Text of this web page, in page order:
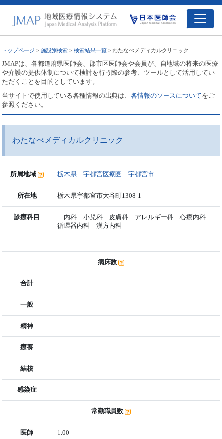
トップページ >施設別検索 >検索結果一覧 > わたなべメディカルクリニック
JMAPは、各都道府県医師会、郡市区医師会や会員が、自地域の将来の医療
や介護の提供体制について検討を行う際の参考、ツールとして活用してい
ただくことを目的としています。
当サイトで使用している各種情報の出典は、各情報のソースについてをご
参照ください。
わたなべメディカルクリニック
所属地域 栃木県 ｜宇都宮医療圏 ｜宇都宮市
所在地 栃木県宇都宮市大谷町1308-1
診療科目
内科 小児科 皮膚科 アレルギー科 心療内科
循環器内科 漢方内科
病床数
合計
一般
精神
療養
結核
感染症
常勤職員数
医師 1.00